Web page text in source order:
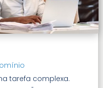
tarefa complexa.